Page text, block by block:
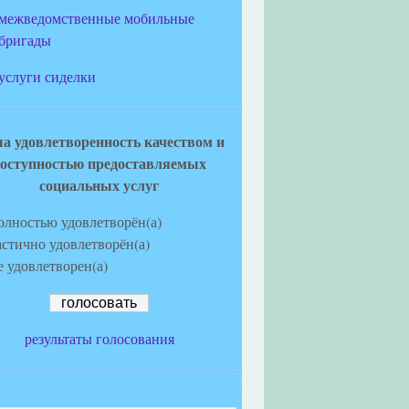
мобильные
сиделки
удовлетворенность качеством и
предоставляемых
социальных услуг
удовлетворён(а)
удовлетворён(а)
удовлетворен(а)
результаты голосования